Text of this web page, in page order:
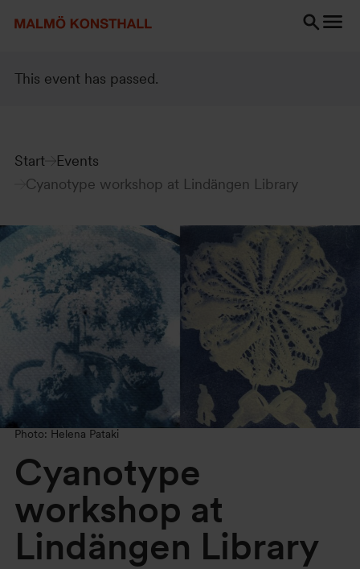
This event has passed.
Start
Events
Cyanotype workshop at Lindängen Library
Photo: Helena Pataki
Cyanotype
workshop at
Lindängen Library